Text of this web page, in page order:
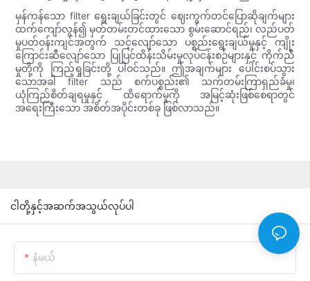
မှန်ကန်သော filter ရွေးချယ်ခြင်းတွင် ဈေးကွက်တင်ပြောဆိုချက်များ
ထက်ကျော်လွန်၍ မှတ်တမ်းတင်ထားသော စွမ်းဆောင်ရည်၊ လည်ပတ်
မှုပတ်ဝန်းကျင်အတွက် သင့်လျော်သော ပစ္စည်းရွေးချယ်မှုနှင့် ကျိုး
ကြောင်းဆီလျော်သော ပြုပြင်ထိန်းသိမ်းမှုလုပ်ငန်းစဉ်များနှင့် ကိုက်ညီ
မှုတို့ကို ကြည့်ရှုခြင်းတို့ ပါဝင်သည်။ ဤအချက်များ ပေါင်းစပ်သွား
သောအခါ filter သည် စက်ပစ္စည်း၏ သက်တမ်းကြာရှည်ခံမှု၊
ယုံကြည်စိတ်ချရမှုနှင့် ထိရောက်မှုကို အမြင့်ဆုံးဖြစ်စေရာတွင်
အရေးကြီးသော အစိတ်အပိုင်းတစ်ခု ဖြစ်လာသည်။
ငါတို့နှင့်အဆက်အသွယ်လုပ်ပါ
နံမယ်